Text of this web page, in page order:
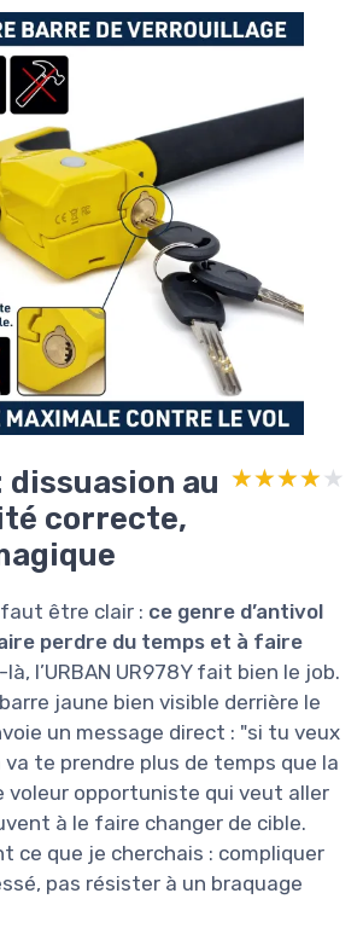
au
correcte,
★★★★★
★★★★★
faut être clair : ce genre d’antivol
perdre du temps et à faire
l’URBAN UR978Y fait bien le job.
jaune bien visible derrière le
un message direct : "si tu veux
te prendre plus de temps que la
voleur opportuniste qui veut aller
à le faire changer de cible.
ce que je cherchais : compliquer
pas résister à un braquage